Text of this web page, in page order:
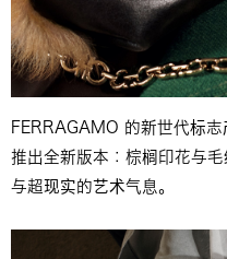
FERRAGAMO 的新世代
推出全新版本：棕榈印花与
与超现实的艺术气息。